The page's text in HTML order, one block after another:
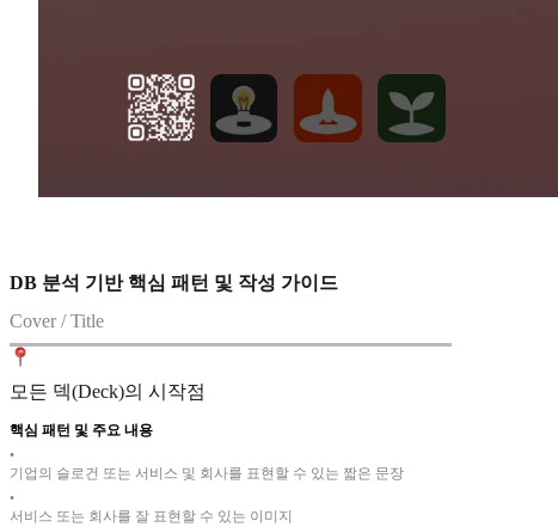
DB 분석 기반 핵심 패턴 및 작성 가이드
Cover / Title
모든 덱(Deck)의 시작점
핵심 패턴 및 주요 내용
•
기업의 슬로건 또는 서비스 및 회사를 표현할 수 있는 짧은 문장
•
서비스 또는 회사를 잘 표현할 수 있는 이미지